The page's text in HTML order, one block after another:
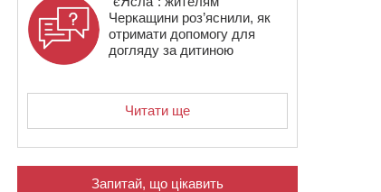
Черкащини роз’яснили, як
отримати допомогу для
догляду за дитиною
Читати ще
Запитай, що цікавить